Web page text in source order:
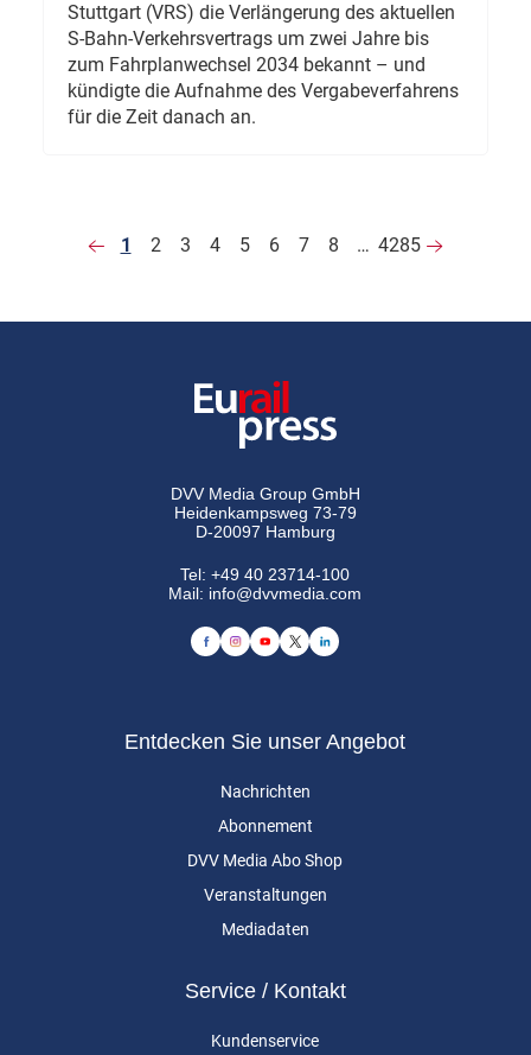
Stuttgart (VRS) die Verlängerung des aktuellen
S-Bahn-Verkehrsvertrags um zwei Jahre bis
zum Fahrplanwechsel 2034 bekannt – und
kündigte die Aufnahme des Vergabeverfahrens
für die Zeit danach an.
1 2 3 4 5 6 7 8 … 4285
DVV Media Group GmbH
Heidenkampsweg 73-79
D-20097 Hamburg
Tel:+49 40 23714-100
Mail: info@dvvmedia.com
Entdecken Sie unser Angebot
Nachrichten
Abonnement
DVV Media Abo Shop
Veranstaltungen
Mediadaten
Service / Kontakt
Kundenservice